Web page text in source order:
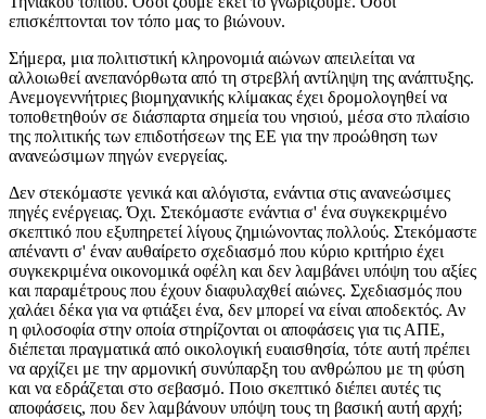
επισκέπτονται τον τόπο μας το βιώνουν.
Σήμερα, μια πολιτιστική κληρονομιά αιώνων απειλείται να
αλλοιωθεί ανεπανόρθωτα από τη στρεβλή αντίληψη της ανάπτυξης.
Ανεμογεννήτριες βιομηχανικής κλίμακας έχει δρομολογηθεί να
τοποθετηθούν σε διάσπαρτα σημεία του νησιού, μέσα στο πλαίσιο
της πολιτικής των επιδοτήσεων της ΕΕ για την προώθηση των
ανανεώσιμων πηγών ενεργείας.
Δεν στεκόμαστε γενικά και αλόγιστα, ενάντια στις ανανεώσιμες
πηγές ενέργειας. Όχι. Στεκόμαστε ενάντια σ' ένα συγκεκριμένο
σκεπτικό που εξυπηρετεί λίγους ζημιώνοντας πολλούς. Στεκόμαστε
απέναντι σ' έναν αυθαίρετο σχεδιασμό που κύριο κριτήριο έχει
συγκεκριμένα οικονομικά οφέλη και δεν λαμβάνει υπόψη του αξίες
και παραμέτρους που έχουν διαφυλαχθεί αιώνες. Σχεδιασμός που
χαλάει δέκα για να φτιάξει ένα, δεν μπορεί να είναι αποδεκτός. Αν
η φιλοσοφία στην οποία στηρίζονται οι αποφάσεις για τις ΑΠΕ,
διέπεται πραγματικά από οικολογική ευαισθησία, τότε αυτή πρέπει
να αρχίζει με την αρμονική συνύπαρξη του ανθρώπου με τη φύση
και να εδράζεται στο σεβασμό. Ποιο σκεπτικό διέπει αυτές τις
αποφάσεις, που δεν λαμβάνουν υπόψη τους τη βασική αυτή αρχή;